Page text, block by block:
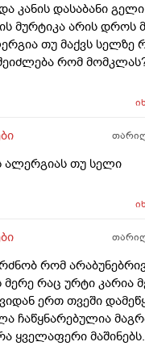
ხო?
კანის დასაბანი
მურტიკა არის დროს
თუ მაქვს სელზე
რომ
ალერგიას თუ სელი
რომ
მერე რაც ურტი კარია
ერთ თვეში
ჩაწყნარებულია
ყველაფერი